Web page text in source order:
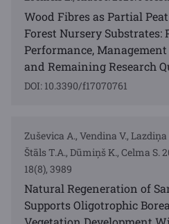
Wood Fibres as Partial
Forest Nursery Substrates:
Performance,
and Remaining Research
DOI: 10.3390/f17070761
Zuševica A., Vendina V., Lazdiņa
Štāls T.A., Dūmiņš K., Celma S.
18(8), 3989
Natural Regeneration of
Supports Oligotrophic